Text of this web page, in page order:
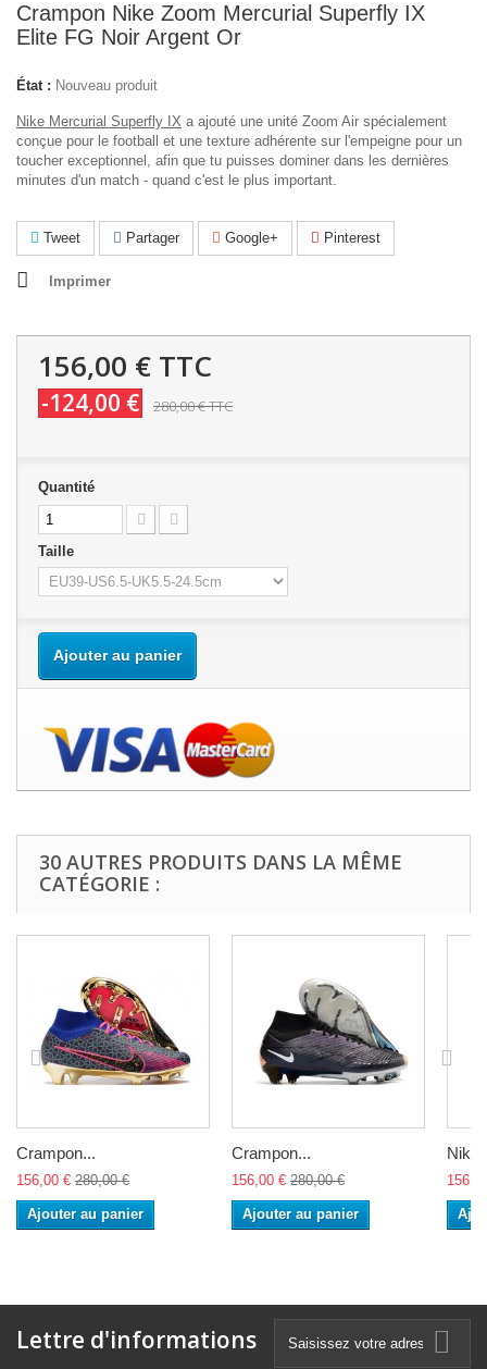
Crampon Nike Zoom Mercurial Superfly IX
Elite FG Noir Argent Or
État : Nouveau produit
Nike Mercurial Superfly IX a ajouté une unité Zoom Air spécialement
conçue pour le football et une texture adhérente sur l'empeigne pour un
toucher exceptionnel, afin que tu puisses dominer dans les dernières
minutes d'un match - quand c'est le plus important.
Tweet Partager Google+ Pinterest
Imprimer
156,00 € TTC
-124,00 € 280,00 €TTC
Quantité
Taille
Ajouter au panier
30 AUTRES PRODUITS DANS LA MÊME
CATÉGORIE :
Crampon...
156,00 € 280,00 €
Ajouter au panier
Crampon...
156,00 € 280,00 €
Ajouter au panier
Nike
Lettre d'informations